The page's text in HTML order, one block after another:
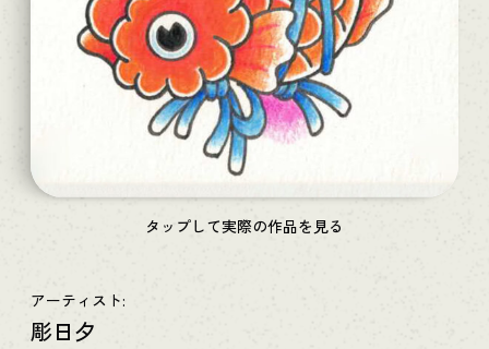
タップして実際の作品を見る
アーティスト:
彫日夕